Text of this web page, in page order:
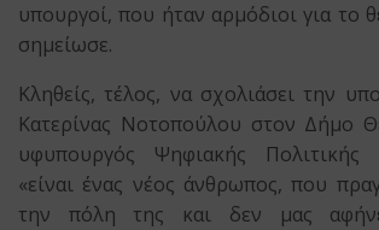
υπουργοί, που ήταν αρμόδιοι για το
σημείωσε.
Κληθείς, τέλος, να σχολιάσει την
Κατερίνας Νοτοπούλου στον Δήμο
υφυπουργός Ψηφιακής
«είναι ένας νέος άνθρωπος, που
την πόλη της και δεν μας